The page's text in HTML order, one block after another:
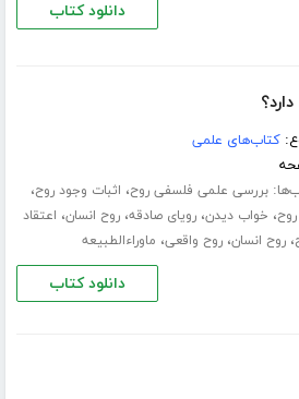
دانلود کتاب
کتاب‌های علمی
بررسی علمی فلسفی روح، اثبات وجود روح،
، خواب دیدن،رویای صادقه،روح انسان، اعتقاد
،روح انسان،روح واقعی، ماوراءالطبیعه
دانلود کتاب